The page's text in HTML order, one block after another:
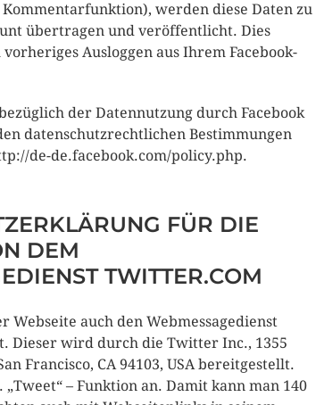
werden diese Daten zu
übertragen und veröffentlicht. Dies
Ausloggen aus Ihrem Facebook-
der Datennutzung durch Facebook
datenschutzrechtlichen Bestimmungen
de-de.facebook.com/policy.php.
FÜR DIE
DEM
TWITTER.COM
Webseite auch den Webmessagedienst
Dieser wird durch die Twitter Inc., 1355
Francisco, CA 94103, USA bereitgestellt.
– Funktion an. Damit kann man 140